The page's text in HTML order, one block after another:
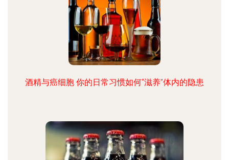
酒精与癌细胞 你的日常习惯如何“滋养”体内的隐患